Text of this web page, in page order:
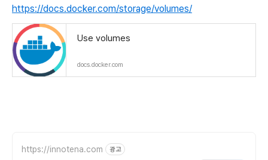
https://docs.docker.com/storage/volumes/
Use volumes
docs.docker.com
https://innotena.com 광고